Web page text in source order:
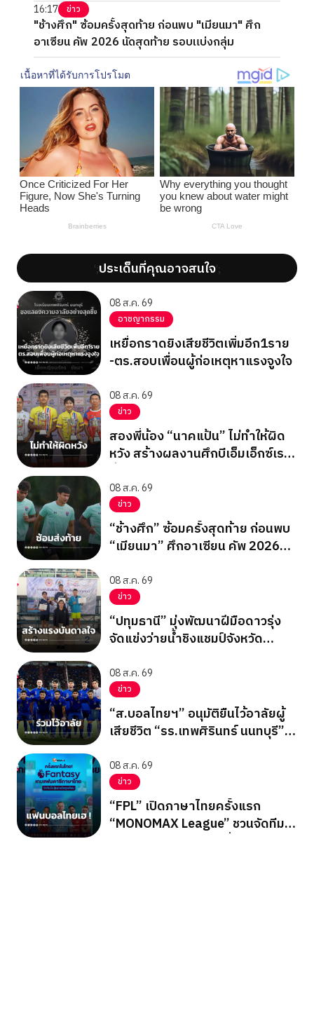
16:17 ข่าว
"ช้างศึก" ซ้อมครั้งสุดท้าย ก่อนพบ "เมียนมา" ศึก
อาเซียน คัพ 2026 นัดสุดท้าย รอบแบ่งกลุ่ม
';ประเด็นที่คุณอาจสนใจ';
08 ส.ค. 69
อาชญากรรม
เหยื่อกราดยิงเสียชีวิตเพิ่มอีก1ราย
-ตร.สอบเพื่อนผู้ก่อเหตุหาแรงจูงใจ
08 ส.ค. 69
ข่าว
สองพี่น้อง “นาคแป้น” ไม่ทำให้ผิด
หวัง สร้างผลงานศึกบีเอ็มเอ็กซ์เรซ
08 ส.ค. 69
ข่าว
“ช้างศึก” ซ้อมครั้งสุดท้าย ก่อนพบ
“เมียนมา” ศึกอาเซียน คัพ 2026
08 ส.ค. 69
ข่าว
“ปทุมธานี” มุ่งพัฒนาฝีมือดาวรุ่ง
จัดแข่งว่ายน้ำชิงแชมป์จังหวัด
08 ส.ค. 69
ข่าว
“ส.บอลไทยฯ” อนุมัติยืนไว้อาลัยผู้
เสียชีวิต “รร.เทพศิรินทร์ นนทบุรี”
08 ส.ค. 69
ข่าว
“FPL” เปิดภาษาไทยครั้งแรก
“MONOMAX League” ชวนจัดทีม